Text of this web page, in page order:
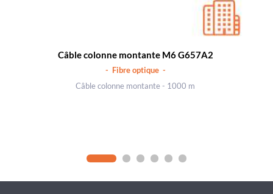
Câble colonne montante M6 G657A2
- Fibre optique -
Câble colonne montante - 1000 m